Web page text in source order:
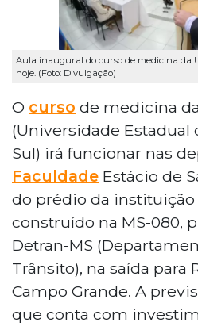
Aula inaugural do curso de medicina da
hoje. (Foto: Divulgação)
O curso de medicina
(Universidade Estadual
Sul) irá funcionar nas
Faculdade Estácio de
do prédio da instituição
construído na MS-080,
Detran-MS
Trânsito), na saída para
Campo Grande. A
que conta com